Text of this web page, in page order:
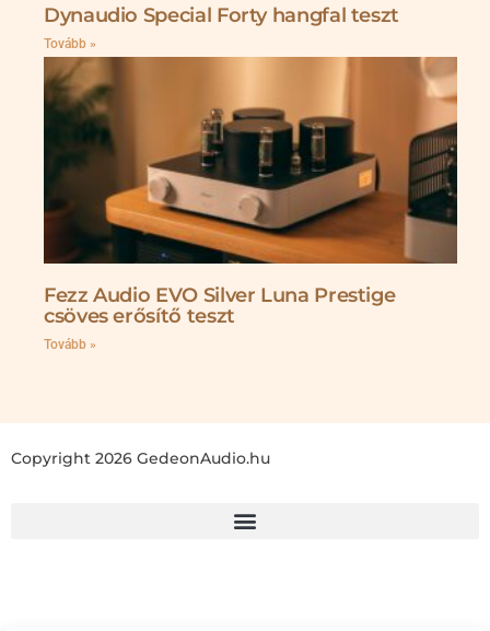
Dynaudio Special Forty hangfal teszt
Tovább »
Fezz Audio EVO Silver Luna Prestige
csöves erősítő teszt
Tovább »
Copyright 2026 GedeonAudio.hu